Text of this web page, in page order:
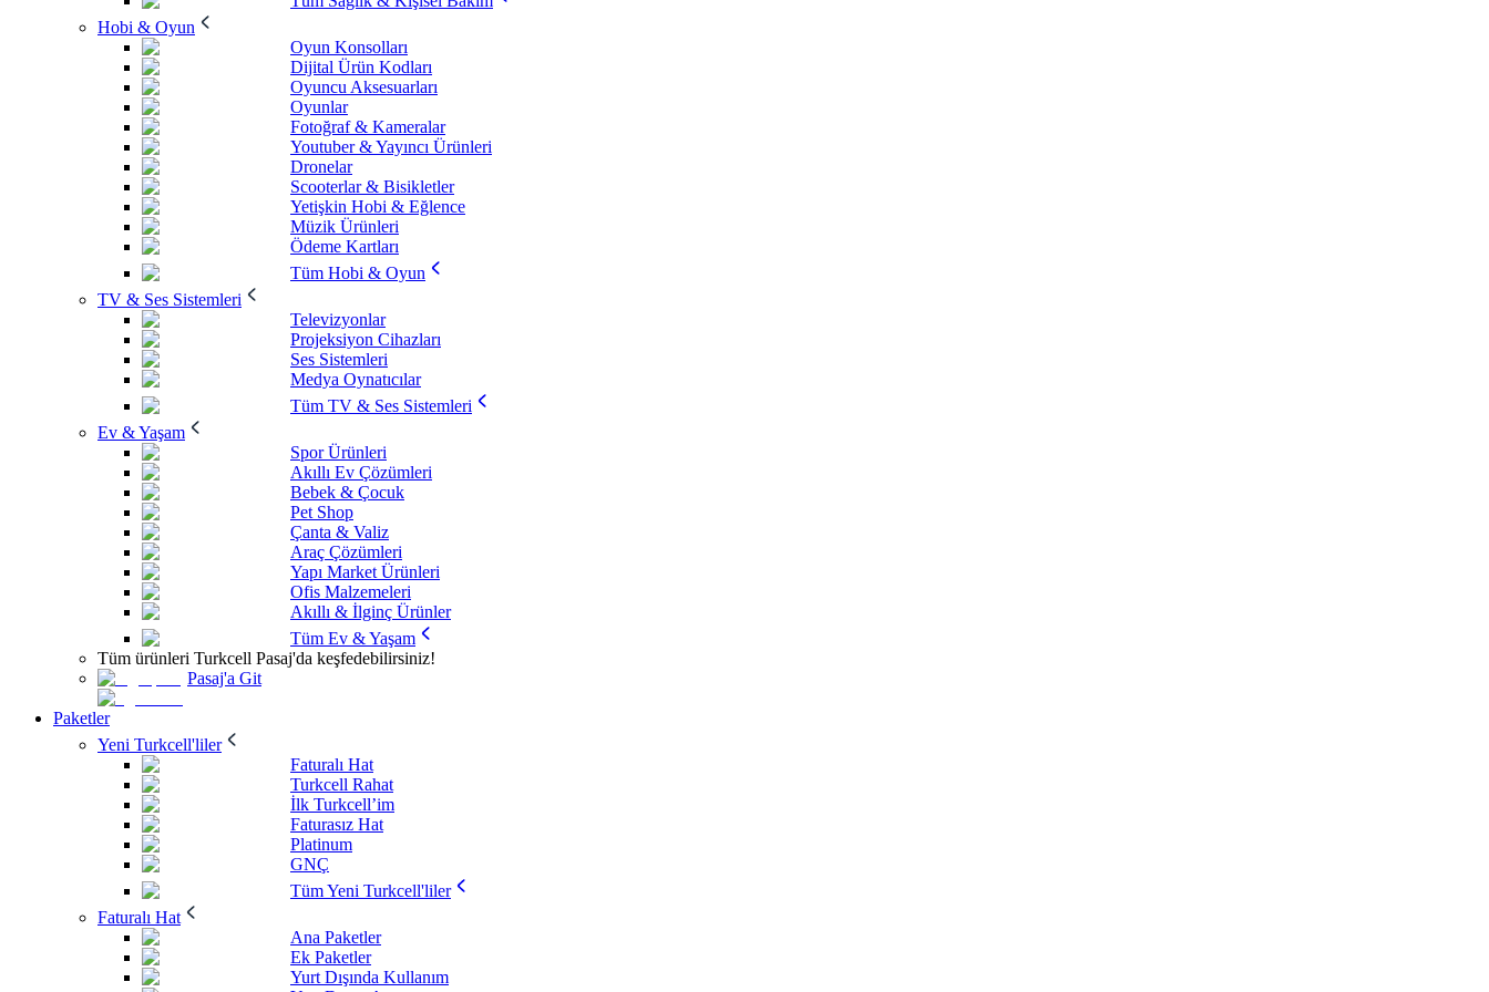
Hobi & Oyun
Oyun Konsolları
Dijital Ürün Kodları
Oyuncu Aksesuarları
Oyunlar
Fotoğraf & Kameralar
Youtuber & Yayıncı Ürünleri
Dronelar
Scooterlar & Bisikletler
Yetişkin Hobi & Eğlence
Müzik Ürünleri
Ödeme Kartları
Tüm Hobi & Oyun
TV & Ses Sistemleri
Televizyonlar
Projeksiyon Cihazları
Ses Sistemleri
Medya Oynatıcılar
Tüm TV & Ses Sistemleri
Ev & Yaşam
Spor Ürünleri
Akıllı Ev Çözümleri
Bebek & Çocuk
Pet Shop
Çanta & Valiz
Araç Çözümleri
Yapı Market Ürünleri
Ofis Malzemeleri
Akıllı & İlginç Ürünler
Tüm Ev & Yaşam
Tüm ürünleri Turkcell Pasaj'da keşfedebilirsiniz!
Pasaj'a Git
Paketler
Yeni Turkcell'liler
Faturalı Hat
Turkcell Rahat
İlk Turkcell’im
Faturasız Hat
Platinum
GNÇ
Tüm Yeni Turkcell'liler
Faturalı Hat
Ana Paketler
Ek Paketler
Yurt Dışında Kullanım